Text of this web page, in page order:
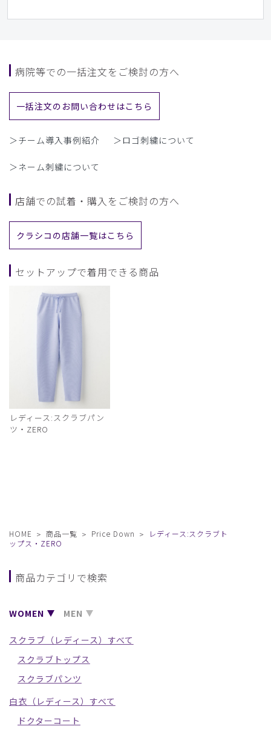
病院等での一括注文をご検討の方へ
一括注文のお問い合わせはこちら
＞チーム導入事例紹介 ＞ロゴ刺繍について
＞ネーム刺繍について
店舗での試着・購入をご検討の方へ
クラシコの店舗一覧はこちら
セットアップで着用できる商品
レディース:スクラブパン
ツ・ZERO
HOME 商品一覧 Price Down
レディース:スクラブト
ップス・ZERO
商品カテゴリで検索
WOMEN MEN
スクラブ（レディース）すべて
スクラブトップス
スクラブパンツ
白衣（レディース）すべて
ドクターコート